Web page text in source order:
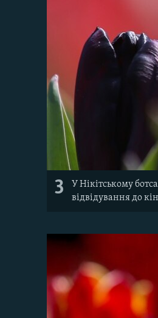
3
У Нікітському
відвідування до